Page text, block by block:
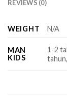
REVIEWS (0)
WEIGHT N/A
MAN
KIDS
1-2